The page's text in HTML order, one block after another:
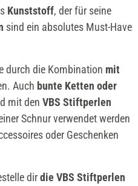
Kunststoff, der für seine
sind ein absolutes Must-Have
durch die Kombination mit
Auch bunte Ketten oder
mit den VBS Stiftperlen
Schnur verwendet werden
oder Geschenken
dirdie VBS Stiftperlen